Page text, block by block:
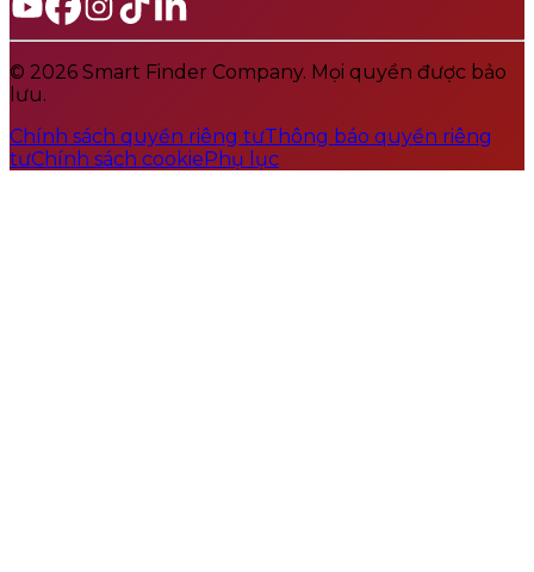
© 2026 Smart Finder Company. Mọi quyền được bảo
lưu.
Chính sách quyền riêng tưThông báo quyền riêng
tưChính sách cookie Phụ lục